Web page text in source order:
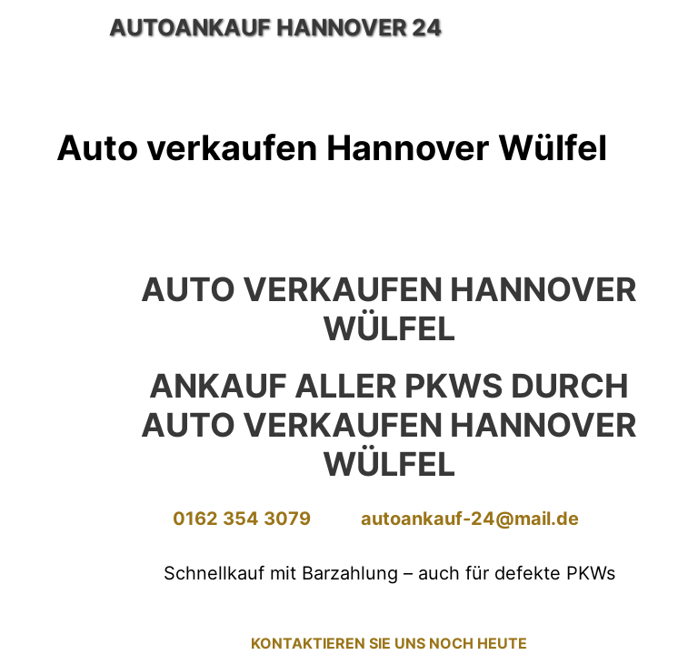
AUTOANKAUF HANNOVER 24
Auto verkaufen Hannover Wülfel
AUTO VERKAUFEN HANNOVER
WÜLFEL
ANKAUF ALLER PKWS DURCH
AUTO VERKAUFEN HANNOVER
WÜLFEL
0162 354 3079 autoankauf-24@mail.de
Schnellkauf mit Barzahlung – auch für defekte PKWs
KONTAKTIEREN SIE UNS NOCH HEUTE